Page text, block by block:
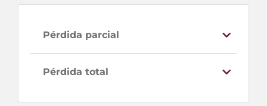
Pérdida parcial
Pérdida total